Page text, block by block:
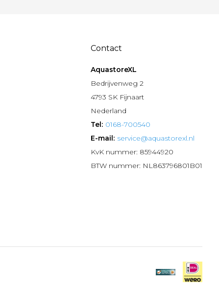
Contact
AquastoreXL
Bedrijvenweg 2
4793 SK Fijnaart
Nederland
Tel: 0168-700540
E-mail: service@aquastorexl.nl
KvK nummer: 85944920
BTW nummer: NL863796801B01